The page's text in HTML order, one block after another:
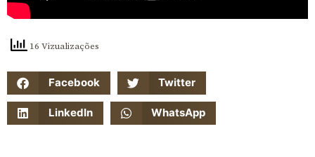
16 Vizualizações
Facebook Twitter
LinkedIn WhatsApp